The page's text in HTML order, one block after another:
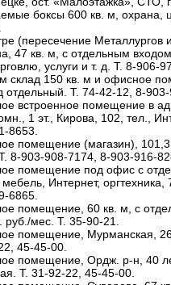
боксы 600 кв. м, охрана,
(пересечение Металлургов
47 кв. м, с отдельным
услуги и т. д. Т. 8-906-
склад 150 кв. м и офисное
отдельный. Т. 74-42-12, 8-903-
встроенное помещение в
1 эт., Кирова, 102, тел.,
8653.
помещение (магазин),
8-903-908-7174, 8-903-916-
помещение под офис с
Интернет, оргтехника,
6865.
помещение, 60 кв. м, с
руб./мес. Т. 35-90-21.
помещение, Мурманская,
45-45-00.
помещение, Ордж. р-н, 40
Т. 31-92-22, 45-45-00.